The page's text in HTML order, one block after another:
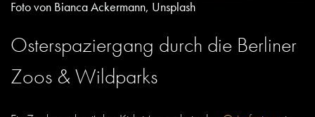
Foto von Bianca Ackermann, Unsplash
Osterspaziergang durch die Berliner
Zoos & Wildparks